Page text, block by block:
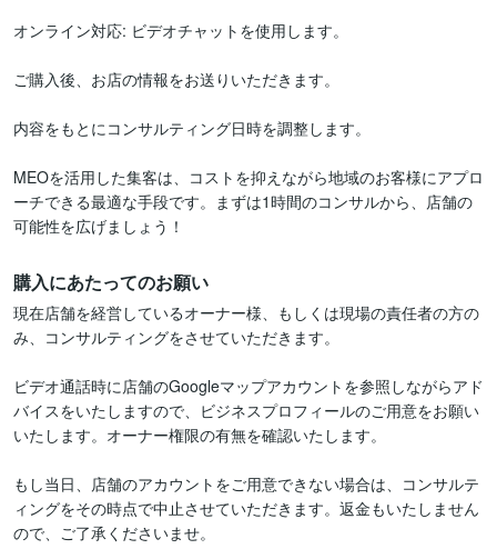
オンライン対応: ビデオチャットを使用します。
ご購入後、お店の情報をお送りいただきます。
内容をもとにコンサルティング日時を調整します。
MEOを活用した集客は、コストを抑えながら地域のお客様にアプロ
ーチできる最適な手段です。まずは1時間のコンサルから、店舗の
可能性を広げましょう！
購入にあたってのお願い
現在店舗を経営しているオーナー様、もしくは現場の責任者の方の
み、コンサルティングをさせていただきます。
ビデオ通話時に店舗のGoogleマップアカウントを参照しながらアド
バイスをいたしますので、ビジネスプロフィールのご用意をお願い
いたします。オーナー権限の有無を確認いたします。
もし当日、店舗のアカウントをご用意できない場合は、コンサルテ
ィングをその時点で中止させていただきます。返金もいたしません
ので、ご了承くださいませ。